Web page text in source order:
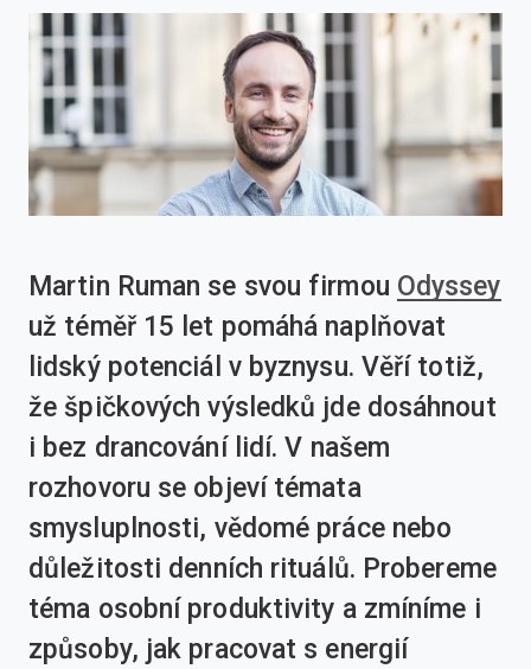
Martin Ruman se svou firmou Odyssey
už téměř 15 let pomáhá naplňovat
lidský potenciál v byznysu. Věří totiž,
že špičkových výsledků jde dosáhnout
i bez drancování lidí. V našem
rozhovoru se objeví témata
smysluplnosti, vědomé práce nebo
důležitosti denních rituálů. Probereme
téma osobní produktivity a zmíníme i
způsoby, jak pracovat s energií